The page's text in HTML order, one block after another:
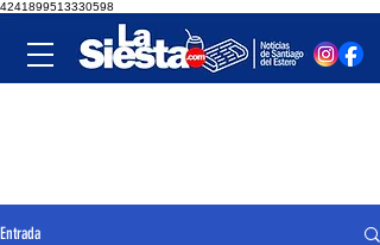
4241899513330598
Entrada